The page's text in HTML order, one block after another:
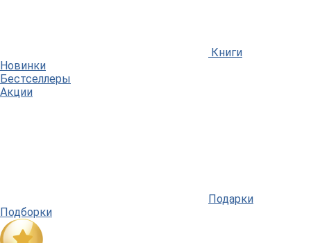
Книги
Новинки
Бестселлеры
Акции
Подарки
Подборки